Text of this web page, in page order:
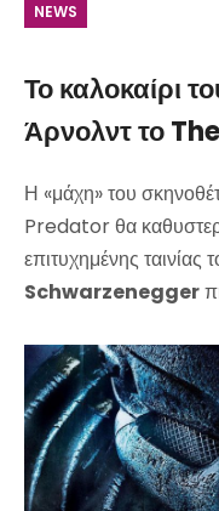
NEWS
Το καλοκαίρι
Άρνολντ το
Η «μάχη» του
Predator θα
επιτυχημένης ταινίας
Schwarzenegger